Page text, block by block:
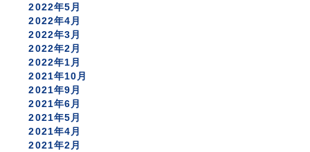
2022年5月
2022年4月
2022年3月
2022年2月
2022年1月
2021年10月
2021年9月
2021年6月
2021年5月
2021年4月
2021年2月